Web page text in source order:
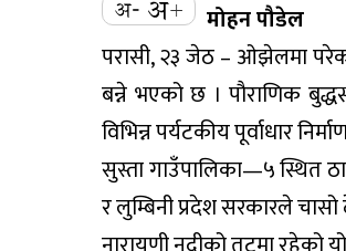
मोहन पौडेल
परासी, २३ जेठ – ओझेलमा परेको
बन्ने भएको छ । पौराणिक
विभिन्न पर्यटकीय पूर्वाधार
सुस्ता गाउँपालिका—५ स्थित
र लुम्बिनी प्रदेश सरकारले